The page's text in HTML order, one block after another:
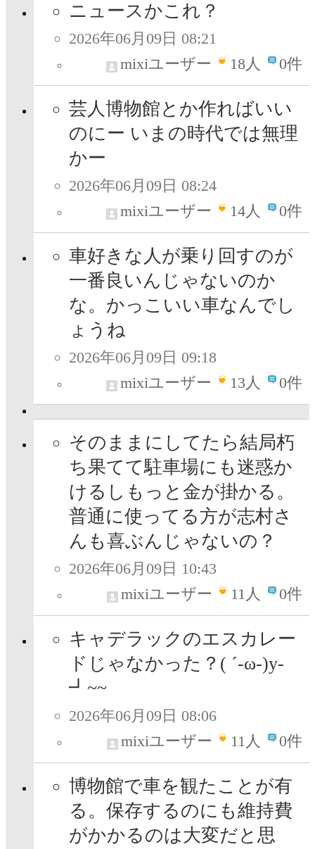
ニュースかこれ？
2026年06月09日 08:21
mixiユーザー
18人 0件
芸人博物館とか作ればいい
のにー いまの時代では無理
かー
2026年06月09日 08:24
mixiユーザー
14人 0件
車好きな人が乗り回すのが
一番良いんじゃないのか
な。かっこいい車なんでし
ょうね
2026年06月09日 09:18
mixiユーザー
13人 0件
そのままにしてたら結局朽
ち果てて駐車場にも迷惑か
けるしもっと金が掛かる。
普通に使ってる方が志村さ
んも喜ぶんじゃないの？
2026年06月09日 10:43
mixiユーザー
11人 0件
キャデラックのエスカレー
ドじゃなかった？( ´-ω-)y‐
┛~~
2026年06月09日 08:06
mixiユーザー
11人 0件
博物館で車を観たことが有
る。保存するのにも維持費
がかかるのは大変だと思